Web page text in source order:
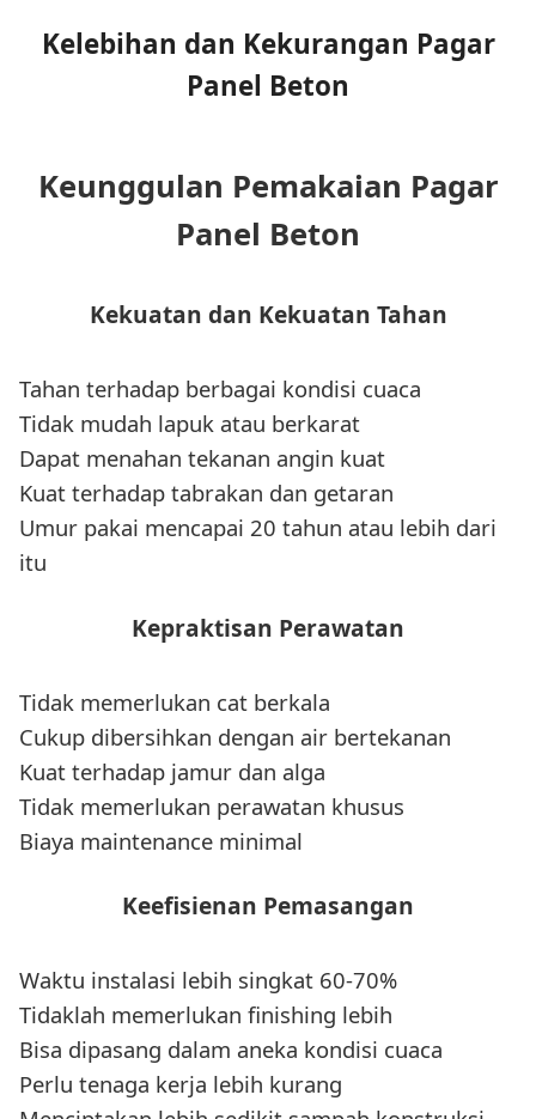
Kelebihan dan Kekurangan Pagar
Panel Beton
Keunggulan Pemakaian Pagar
Panel Beton
Kekuatan dan Kekuatan Tahan
Tahan terhadap berbagai kondisi cuaca
Tidak mudah lapuk atau berkarat
Dapat menahan tekanan angin kuat
Kuat terhadap tabrakan dan getaran
Umur pakai mencapai 20 tahun atau lebih dari
itu
Kepraktisan Perawatan
Tidak memerlukan cat berkala
Cukup dibersihkan dengan air bertekanan
Kuat terhadap jamur dan alga
Tidak memerlukan perawatan khusus
Biaya maintenance minimal
Keefisienan Pemasangan
Waktu instalasi lebih singkat 60-70%
Tidaklah memerlukan finishing lebih
Bisa dipasang dalam aneka kondisi cuaca
Perlu tenaga kerja lebih kurang